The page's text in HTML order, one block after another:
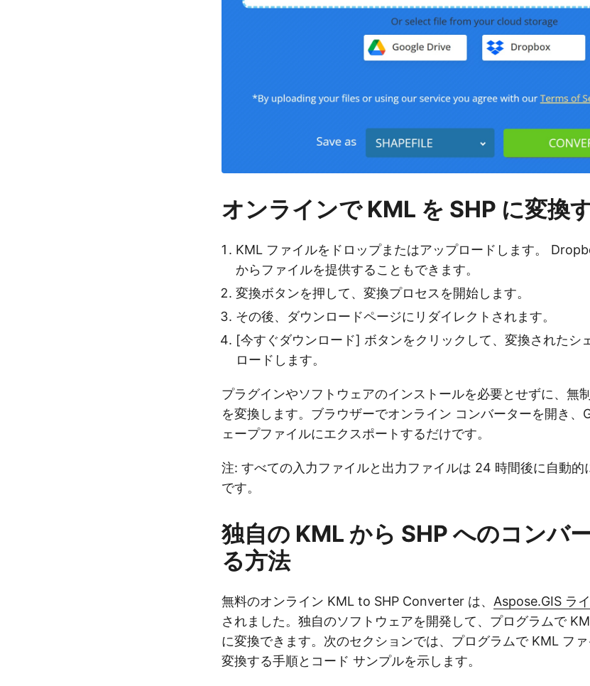
オンラインで KML を SHP に変換
KML ファイルをドロップまたはアップロードします。
からファイルを提供することもできます。
変換ボタンを押して、変換プロセスを開始します。
その後、ダウンロードページにリダイレクトされます。
[今すぐダウンロード] ボタンをクリックして、変換されたシ
ロードします。
プラグインやソフトウェアのインストールを必要とせずに、無
を変換します。ブラウザーでオンライン コンバーターを開き、
ェープファイルにエクスポートするだけです。
注: すべての入力ファイルと出力ファイルは 24 時間後に自動的
です。
独自の KML から SHP へのコンバ
る方法
無料のオンライン KML to SHP Converter は、 Aspose.GIS ラ
されました。独自のソフトウェアを開発して、プログラムで
に変換できます。次のセクションでは、プログラムで KML フ
変換する手順とコード サンプルを示します。